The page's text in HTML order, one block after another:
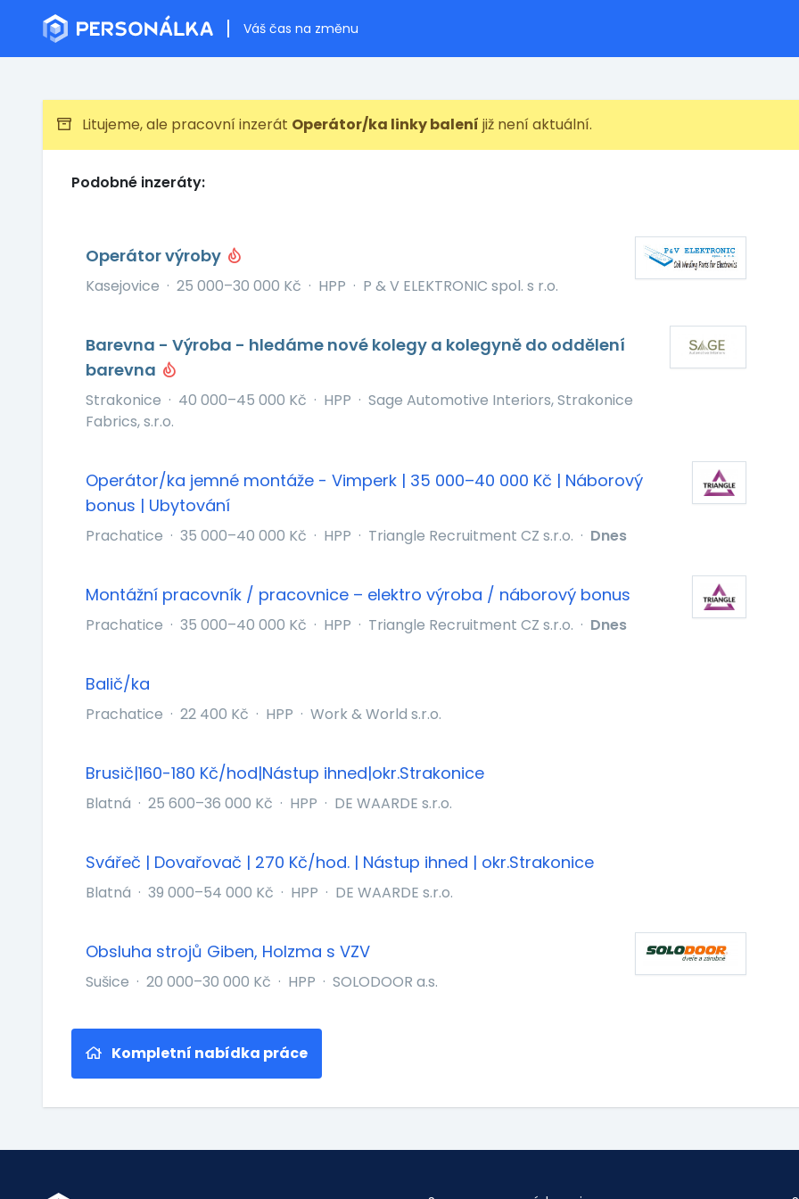
Váš čas na změnu
Litujeme, ale pracovní inzerát Operátor/ka linky balení již není aktuální.
Podobné inzeráty:
Operátor výroby
Kasejovice · 25 000–30 000 Kč · HPP · P & V ELEKTRONIC spol. s r.o.
Barevna - Výroba - hledáme nové kolegy a kolegyně do oddělení
barevna
Strakonice · 40 000–45 000 Kč · HPP · Sage Automotive Interiors, Strakonice
Fabrics, s.r.o.
Operátor/ka jemné montáže - Vimperk | 35 000–40 000 Kč | Náborový
bonus | Ubytování
Prachatice · 35 000–40 000 Kč · HPP · Triangle Recruitment CZ s.r.o. · Dnes
Montážní pracovník / pracovnice – elektro výroba / náborový bonus
Prachatice · 35 000–40 000 Kč · HPP · Triangle Recruitment CZ s.r.o. · Dnes
Balič/ka
Prachatice · 22 400 Kč · HPP · Work & World s.r.o.
Brusič|160-180 Kč/hod|Nástup ihned|okr.Strakonice
Blatná · 25 600–36 000 Kč · HPP · DE WAARDE s.r.o.
Svářeč | Dovařovač | 270 Kč/hod. | Nástup ihned | okr.Strakonice
Blatná · 39 000–54 000 Kč · HPP · DE WAARDE s.r.o.
Obsluha strojů Giben, Holzma s VZV
Sušice · 20 000–30 000 Kč · HPP · SOLODOOR a.s.
Kompletní nabídka práce